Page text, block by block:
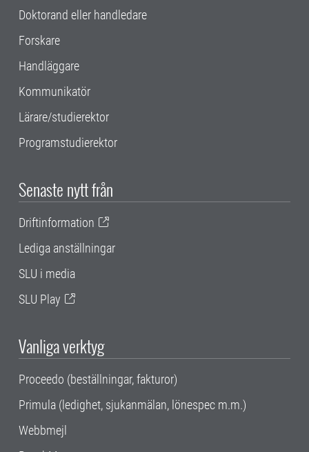
Doktorand eller handledare
Forskare
Handläggare
Kommunikatör
Lärare/studierektor
Programstudierektor
Senaste nytt från
Driftinformation
Lediga anställningar
SLU i media
SLU Play
Vanliga verktyg
Proceedo (beställningar, fakturor)
Primula (ledighet, sjukanmälan, lönespec m.m.)
Webbmejl